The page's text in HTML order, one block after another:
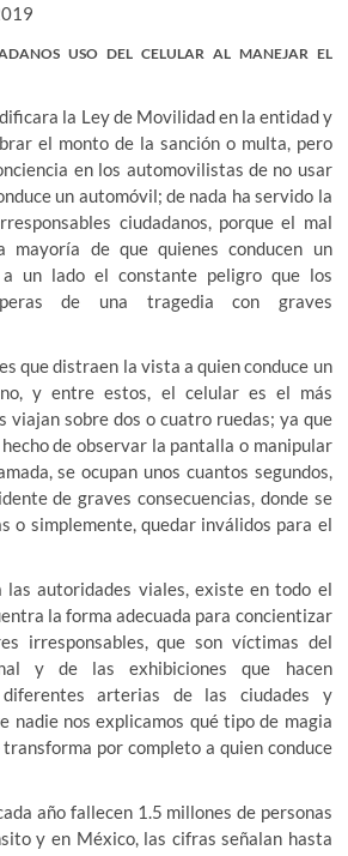
USO DEL CELULAR AL MANEJAR EL
la Ley de Movilidad en la entidad y
el monto de la sanción o multa, pero
en los automovilistas de no usar
un automóvil; de nada ha servido la
ciudadanos, porque el mal
mayoría de que quienes conducen un
a un lado el constante peligro que los
de una tragedia con graves
que distraen la vista a quien conduce un
y entre estos, el celular es el más
viajan sobre dos o cuatro ruedas; ya que
de observar la pantalla o manipular
se ocupan unos cuantos segundos,
de graves consecuencias, donde se
o simplemente, quedar inválidos para el
las autoridades viales, existe en todo el
la forma adecuada para concientizar
irresponsables, que son víctimas del
y de las exhibiciones que hacen
arterias de las ciudades y
nadie nos explicamos qué tipo de magia
por completo a quien conduce
año fallecen 1.5 millones de personas
y en México, las cifras señalan hasta